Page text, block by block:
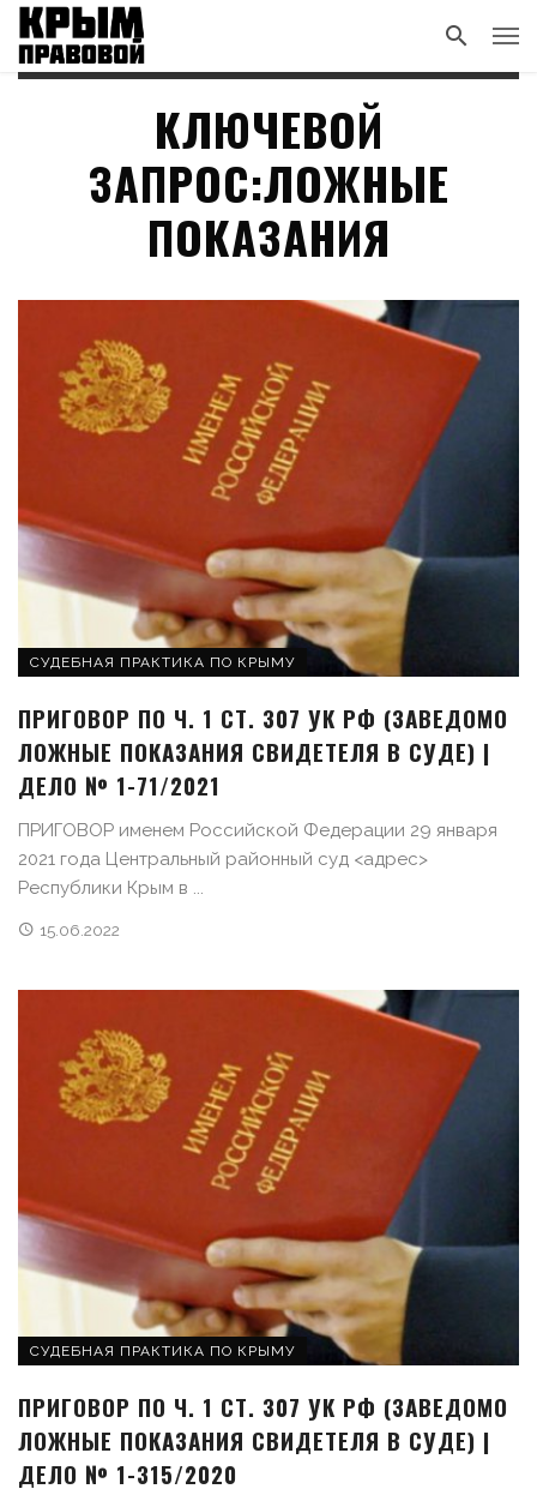
КЛЮЧЕВОЙ
ЗАПРОС:ЛОЖНЫЕ
ПОКАЗАНИЯ
СУДЕБНАЯ ПРАКТИКА ПО КРЫМУ
ПРИГОВОР ПО Ч. 1 СТ. 307 УК РФ (ЗАВЕДОМО
ЛОЖНЫЕ ПОКАЗАНИЯ СВИДЕТЕЛЯ В СУДЕ) |
ДЕЛО № 1-71/2021
ПРИГОВОР именем Российской Федерации 29 января
2021 года Центральный районный суд <адрес>
Республики Крым в ...
15.06.2022
СУДЕБНАЯ ПРАКТИКА ПО КРЫМУ
ПРИГОВОР ПО Ч. 1 СТ. 307 УК РФ (ЗАВЕДОМО
ЛОЖНЫЕ ПОКАЗАНИЯ СВИДЕТЕЛЯ В СУДЕ) |
ДЕЛО № 1-315/2020